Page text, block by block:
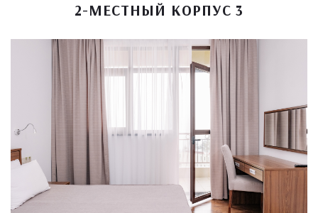
2-МЕСТНЫЙ КОРПУС 3